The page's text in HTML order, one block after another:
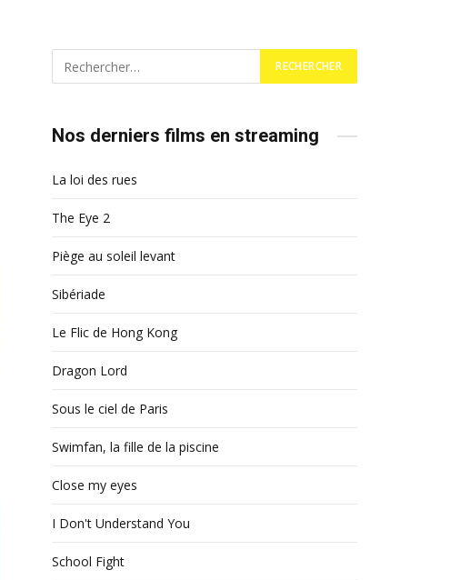
Nos derniers films en streaming
La loi des rues
The Eye 2
Piège au soleil levant
Sibériade
Le Flic de Hong Kong
Dragon Lord
Sous le ciel de Paris
Swimfan, la fille de la piscine
Close my eyes
I Don't Understand You
School Fight